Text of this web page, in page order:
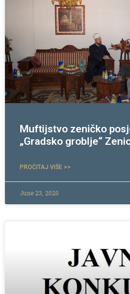
Muftijstvo zeničko
„Gradsko groblje“
PROČITAJ VIŠE >>
June 23, 2020